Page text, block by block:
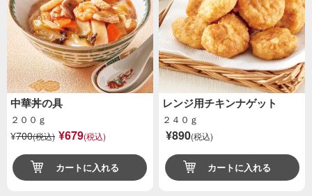
中華丼の具
２００ｇ
¥700(税込) ¥679(税込)
カートに入れる
レンジ用チキンナゲット
２４０ｇ
¥890(税込)
カートに入れる